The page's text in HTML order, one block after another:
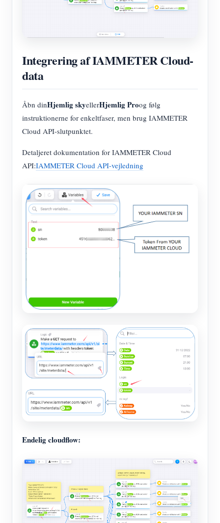
Integrering af IAMMETER Cloud-
data
Åbn dinHjemlig skyellerHjemlig Proog følg
instruktionerne for enkeltfaser, men brug IAMMETER
Cloud API-slutpunktet.
Detaljeret dokumentation for IAMMETER Cloud
API:IAMMETER Cloud API-vejledning
Endelig cloudflow: